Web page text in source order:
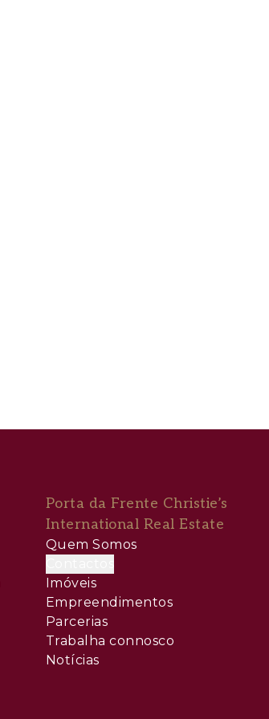
Porta da Frente Christie’s
International Real Estate
Quem Somos
Imóveis
Empreendimentos
Parcerias
Trabalha connosco
Notícias